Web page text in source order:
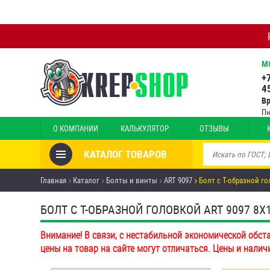
О КОМПАНИИ КАЛЬКУЛЯТОР ОТЗЫВЫ
КАТАЛОГ ТОВАРОВ
Товары со скидкой
Анкеры
Антивандальный крепёж,
инструмент
Болты и винты
Главная Каталог Болты и винты ART 9097 Болт с Т-образной
БОЛТ С Т-ОБРАЗНОЙ ГОЛОВКОЙ ART 9097
Внимание! В связи, с нестабильной экономической
цены на товар на сайте могут отличаться. Цены и